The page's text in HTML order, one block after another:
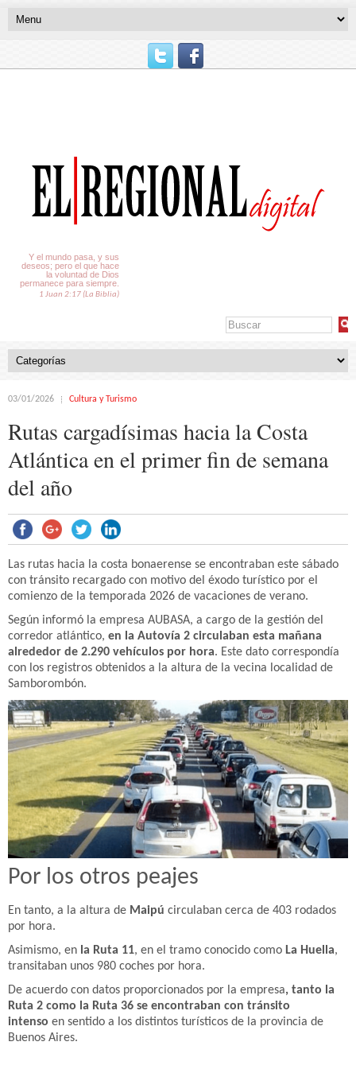
Y el mundo pasa, y sus
deseos; pero el que hace
la voluntad de Dios
permanece para siempre.
1 Juan 2:17 (La Biblia)
03/01/2026 Cultura y Turismo
Rutas cargadísimas hacia la Costa
Atlántica en el primer fin de semana
del año
Las rutas hacia la costa bonaerense se encontraban este sábado
con tránsito recargado con motivo del éxodo turístico por el
comienzo de la temporada 2026 de vacaciones de verano.
Según informó la empresa AUBASA, a cargo de la gestión del
corredor atlántico, en la Autovía 2 circulaban esta mañana
alrededor de 2.290 vehículos por hora. Este dato correspondía
con los registros obtenidos a la altura de la vecina localidad de
Samborombón.
Por los otros peajes
En tanto, a la altura de Maipú circulaban cerca de 403 rodados
por hora.
Asimismo, en la Ruta 11, en el tramo conocido como La Huella,
transitaban unos 980 coches por hora.
De acuerdo con datos proporcionados por la empresa, tanto la
Ruta 2 como la Ruta 36 se encontraban con tránsito
intenso en sentido a los distintos turísticos de la provincia de
Buenos Aires.